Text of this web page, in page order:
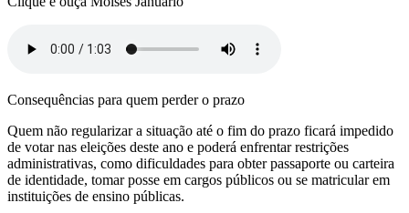
Consequências para quem perder o prazo
Quem não regularizar a situação até o fim do prazo ficará impedido
de votar nas eleições deste ano e poderá enfrentar restrições
administrativas, como dificuldades para obter passaporte ou carteira
de identidade, tomar posse em cargos públicos ou se matricular em
instituições de ensino públicas.